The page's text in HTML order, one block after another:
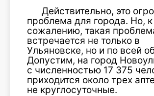
Действительно, это
проблема для города. Но, к
сожалению, такая
встречается не только в
Ульяновске, но и по всей
Допустим, на город
с численностью 17 375
приходится около трех
не круглосуточные.